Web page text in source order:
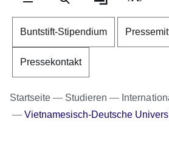
Buntstift-Stipendium
Pressekontakt
Startseite Studieren
Vietnamesisch-Deutsche